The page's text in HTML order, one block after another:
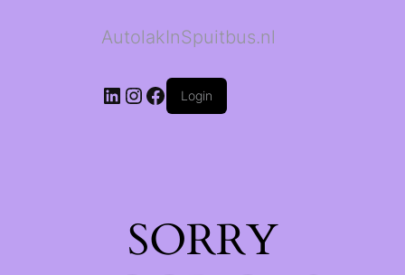
AutolakInSpuitbus.nl
LinkedIn
Instagram
Facebook
Login
SORRY